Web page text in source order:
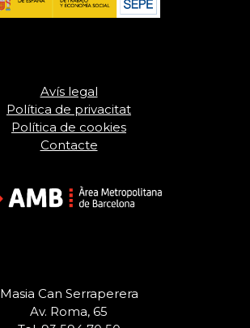
Avís legal
Política de privacitat
Política de cookies
Contacte
Masia Can Serraperera
Av. Roma, 65